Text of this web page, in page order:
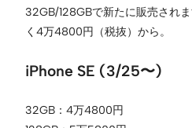
32GB/128GBで新たに販売され
く4万4800円（税抜）から。
iPhone SE (3/25〜)
32GB：4万4800円